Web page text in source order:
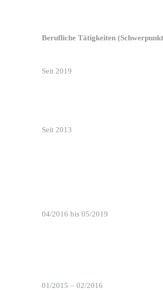
Berufliche Tätigkeiten
Seit 2019
Seit 2013
04/2016 bis 05/2019
01/2015 – 02/2016